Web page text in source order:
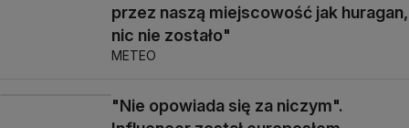
przez naszą miejscowość jak huragan,
nic nie zostało"
METEO
"Nie opowiada się za niczym".